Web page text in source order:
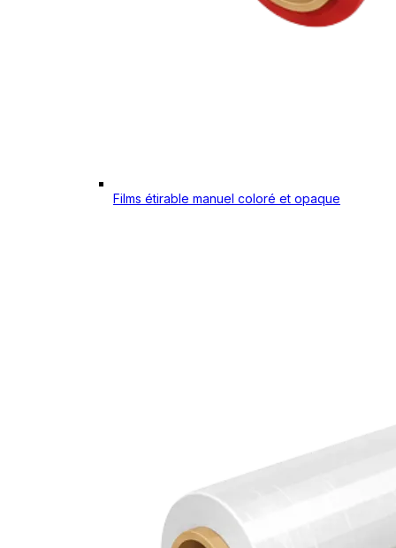
Films étirable manuel coloré et opaque